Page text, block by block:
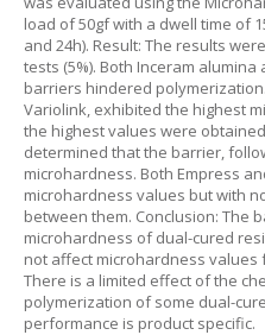
load of 50gf with a dwell time of
and 24h). Result: The results
tests (5%). Both Inceram
barriers hindered
Variolink, exhibited the highest
the highest values were
determined that the barrier,
microhardness. Both Empress
microhardness values but with
between them. Conclusion: The
microhardness of dual-cured
not affect microhardness
There is a limited effect of the
polymerization of some dual-
performance is product specific.